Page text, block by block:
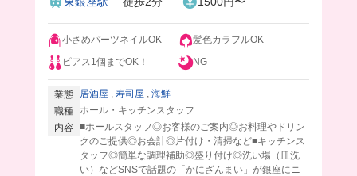
小さめパーツネイルOK
髪色カラフルOK
ピアス1個までOK！
NG
業態 居酒屋 寿司屋
海鮮
職種
ホール・キッチンスタッフ
内容 ■ホールスタッフ◎お客様のご案内◎お料理やドリン
クのご提供◎お会計◎片付け・清掃など■キッチンス
タッフ◎簡単な調理補助◎盛り付け◎洗い場（皿洗
い）などSNSで話題の「かにざんまい」が銀座にニ